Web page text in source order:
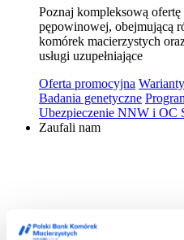
Poznaj kompleksową
pępowinowej, obejmującą
komórek macierzystych
usługi uzupełniające
Oferta promocyjna
Badania genetyczne
Ubezpieczenie NNW i
Zaufali nam